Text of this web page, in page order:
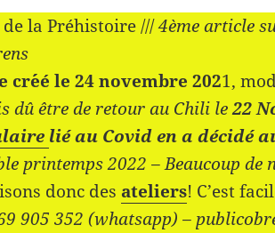
de la Préhistoire ///4ème article
le 24 novembre 2021,
dû être de retour au Chili le22
lié au Covid en a décidé
printemps 2022 – Beaucoup de
donc des ateliers! C’est
905 352 (whatsapp) –